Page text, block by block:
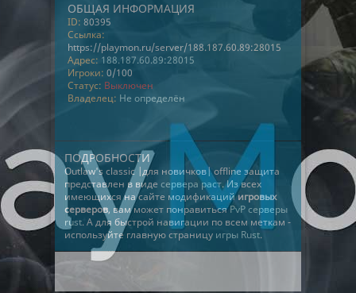
ОБЩАЯ ИНФОРМАЦИЯ
ID: 80395
Ссылка:
https://playmon.ru/server/188.187.60.89:28015
Адрес: 188.187.60.89:28015
Игроки: 0/100
Статус: Выключен
Владелец: Не определён
ПОДРОБНОСТИ
Outlaw's classic |для новичков| offline защита
представлен в виде сервера раст. Из всех
имеющихся на сайте модификацийигровых
серверов, вам может понравитьсяPvP серверы
rust. А для быстрой навигации по всем меткам -
используйте главную страницу игры Rust.